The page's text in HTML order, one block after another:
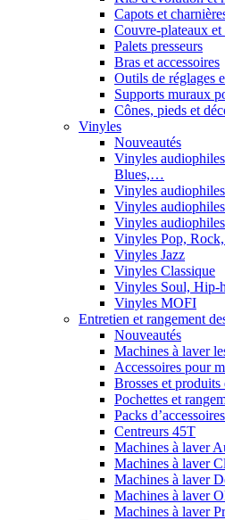
Capots et
Couvre-plateaux et
Palets presseurs
Bras et accessoires
Outils de réglages
Supports muraux
Cônes, pieds et
Vinyles
Nouveautés
Vinyles
Blues,…
Vinyles
Vinyles
Vinyles
Vinyles Pop,
Vinyles Jazz
Vinyles Classique
Vinyles Soul, Hip-
Vinyles MOFI
Entretien et rangement
Nouveautés
Machines à laver
Accessoires pour
Brosses et
Pochettes et
Packs
Centreurs 45T
Machines à laver
Machines à laver
Machines à laver
Machines à laver
Machines à laver